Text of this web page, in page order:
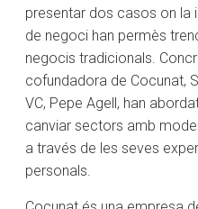
presentar dos casos on la
de negoci han permès
negocis tradicionals.
cofundadora de Cocunat,
VC, Pepe Agell, han
canviar sectors amb
a través de les seves
personals.